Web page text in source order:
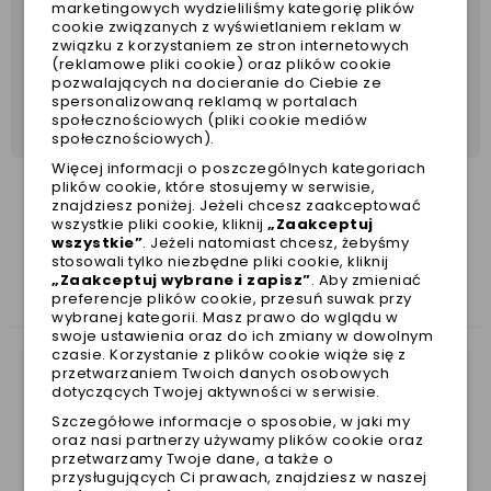
ZOBACZ TAKŻE
marketingowych wydzieliliśmy kategorię plików
cookie związanych z wyświetlaniem reklam w
związku z korzystaniem ze stron internetowych
(reklamowe pliki cookie) oraz plików cookie
pozwalających na docieranie do Ciebie ze
spersonalizowaną reklamą w portalach
społecznościowych (pliki cookie mediów
społecznościowych).
Więcej informacji o poszczególnych kategoriach
plików cookie, które stosujemy w serwisie,
znajdziesz poniżej. Jeżeli chcesz zaakceptować
wszystkie pliki cookie, kliknij„Zaakceptuj
wszystkie”. Jeżeli natomiast chcesz, żebyśmy
stosowali tylko niezbędne pliki cookie, kliknij
„Zaakceptuj wybrane i zapisz”. Aby zmieniać
preferencje plików cookie, przesuń suwak przy
wybranej kategorii. Masz prawo do wglądu w
swoje ustawienia oraz do ich zmiany w dowolnym
czasie. Korzystanie z plików cookie wiąże się z
przetwarzaniem Twoich danych osobowych
dotyczących Twojej aktywności w serwisie.
Szczegółowe informacje o sposobie, w jaki my
oraz nasi partnerzy używamy plików cookie oraz
przetwarzamy Twoje dane, a także o
przysługujących Ci prawach, znajdziesz w naszej